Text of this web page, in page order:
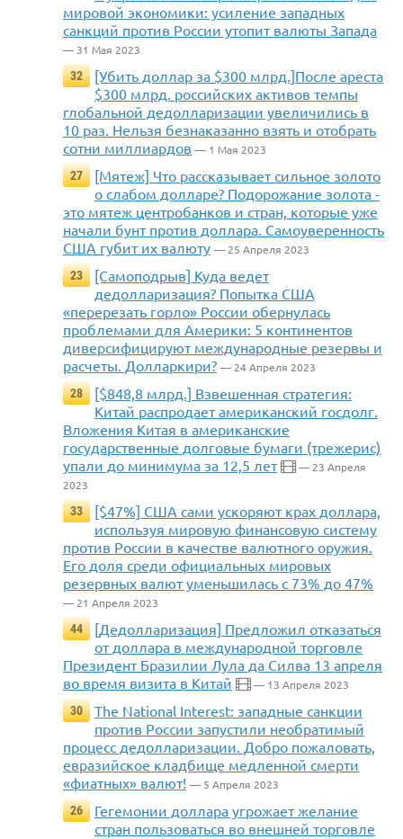
мировой экономики: усиление западных
санкций против России утопит валюты Запада
— 31 Мая 2023
32
[Убить доллар за $300 млрд.]После ареста
$300 млрд. российских активов темпы
глобальной дедолларизации увеличились в
10 раз. Нельзя безнаказанно взять и отобрать
сотни миллиардов — 1 Мая 2023
27
[Мятеж] Что рассказывает сильное золото
о слабом долларе? Подорожание золота -
это мятеж центробанков и стран, которые уже
начали бунт против доллара. Самоуверенность
США губит их валюту — 25 Апреля 2023
23
[Самоподрыв] Куда ведет
дедолларизация? Попытка США
«перерезать горло» России обернулась
проблемами для Америки: 5 континентов
диверсифицируют международные резервы и
расчеты. Долларкири? — 24 Апреля 2023
28
[$848,8 млрд.] Взвешенная стратегия:
Китай распродает американский госдолг.
Вложения Китая в американские
государственные долговые бумаги (трежерис)
упали до минимума за 12,5 лет
— 23 Апреля
2023
33
[$47%] США сами ускоряют крах доллара,
используя мировую финансовую систему
против России в качестве валютного оружия.
Его доля среди официальных мировых
резервных валют уменьшилась с 73% до 47%
— 21 Апреля 2023
44
[Дедолларизация] Предложил отказаться
от доллара в международной торговле
Президент Бразилии Лула да Силва 13 апреля
во время визита в Китай
— 13 Апреля 2023
30
The National Interest: западные санкции
против России запустили необратимый
процесс дедолларизации. Добро пожаловать,
евразийское кладбище медленной смерти
«фиатных» валют! — 5 Апреля 2023
26
Гегемонии доллара угрожает желание
стран пользоваться во внешней торговле